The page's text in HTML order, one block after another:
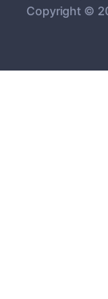
Copyright ©